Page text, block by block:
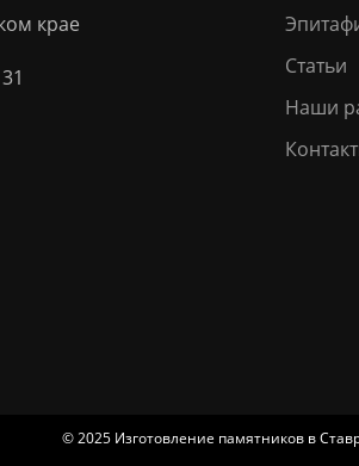
крае
Статьи
Наши
© 2025 Изготовление памятников в